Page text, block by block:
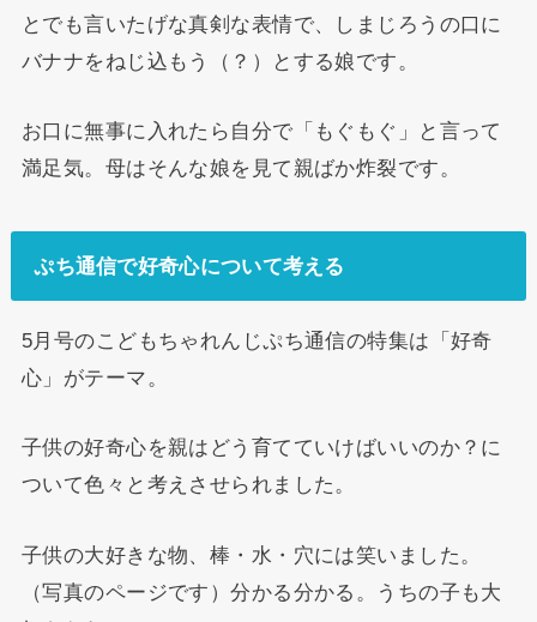
とでも言いたげな真剣な表情で、しまじろうの口に
バナナをねじ込もう（？）とする娘です。
お口に無事に入れたら自分で「もぐもぐ」と言って
満足気。母はそんな娘を見て親ばか炸裂です。
ぷち通信で好奇心について考える
5月号のこどもちゃれんじぷち通信の特集は「好奇
心」がテーマ。
子供の好奇心を親はどう育てていけばいいのか？に
ついて色々と考えさせられました。
子供の大好きな物、棒・水・穴には笑いました。
（写真のページです）分かる分かる。うちの子も大